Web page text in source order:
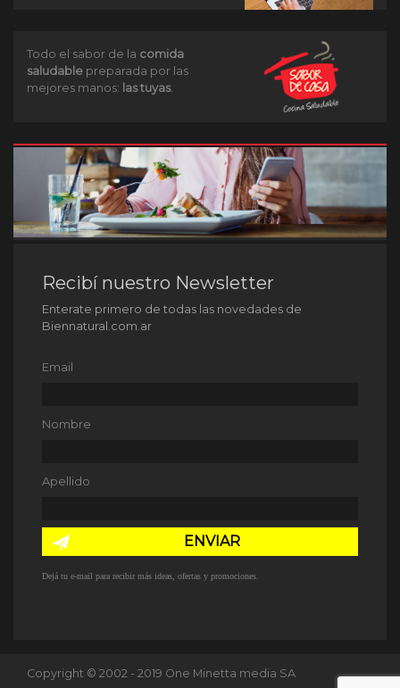
Todo el sabor de la comida
saludable preparada por las
mejores manos: las tuyas.
Recibí nuestro Newsletter
Enterate primero de todas las novedades de
Biennatural.com.ar
Email
Nombre
Apellido
ENVIAR
Dejá tu e-mail para recibir más ideas, ofertas y promociones.
Copyright © 2002 - 2019 One Minetta media SA